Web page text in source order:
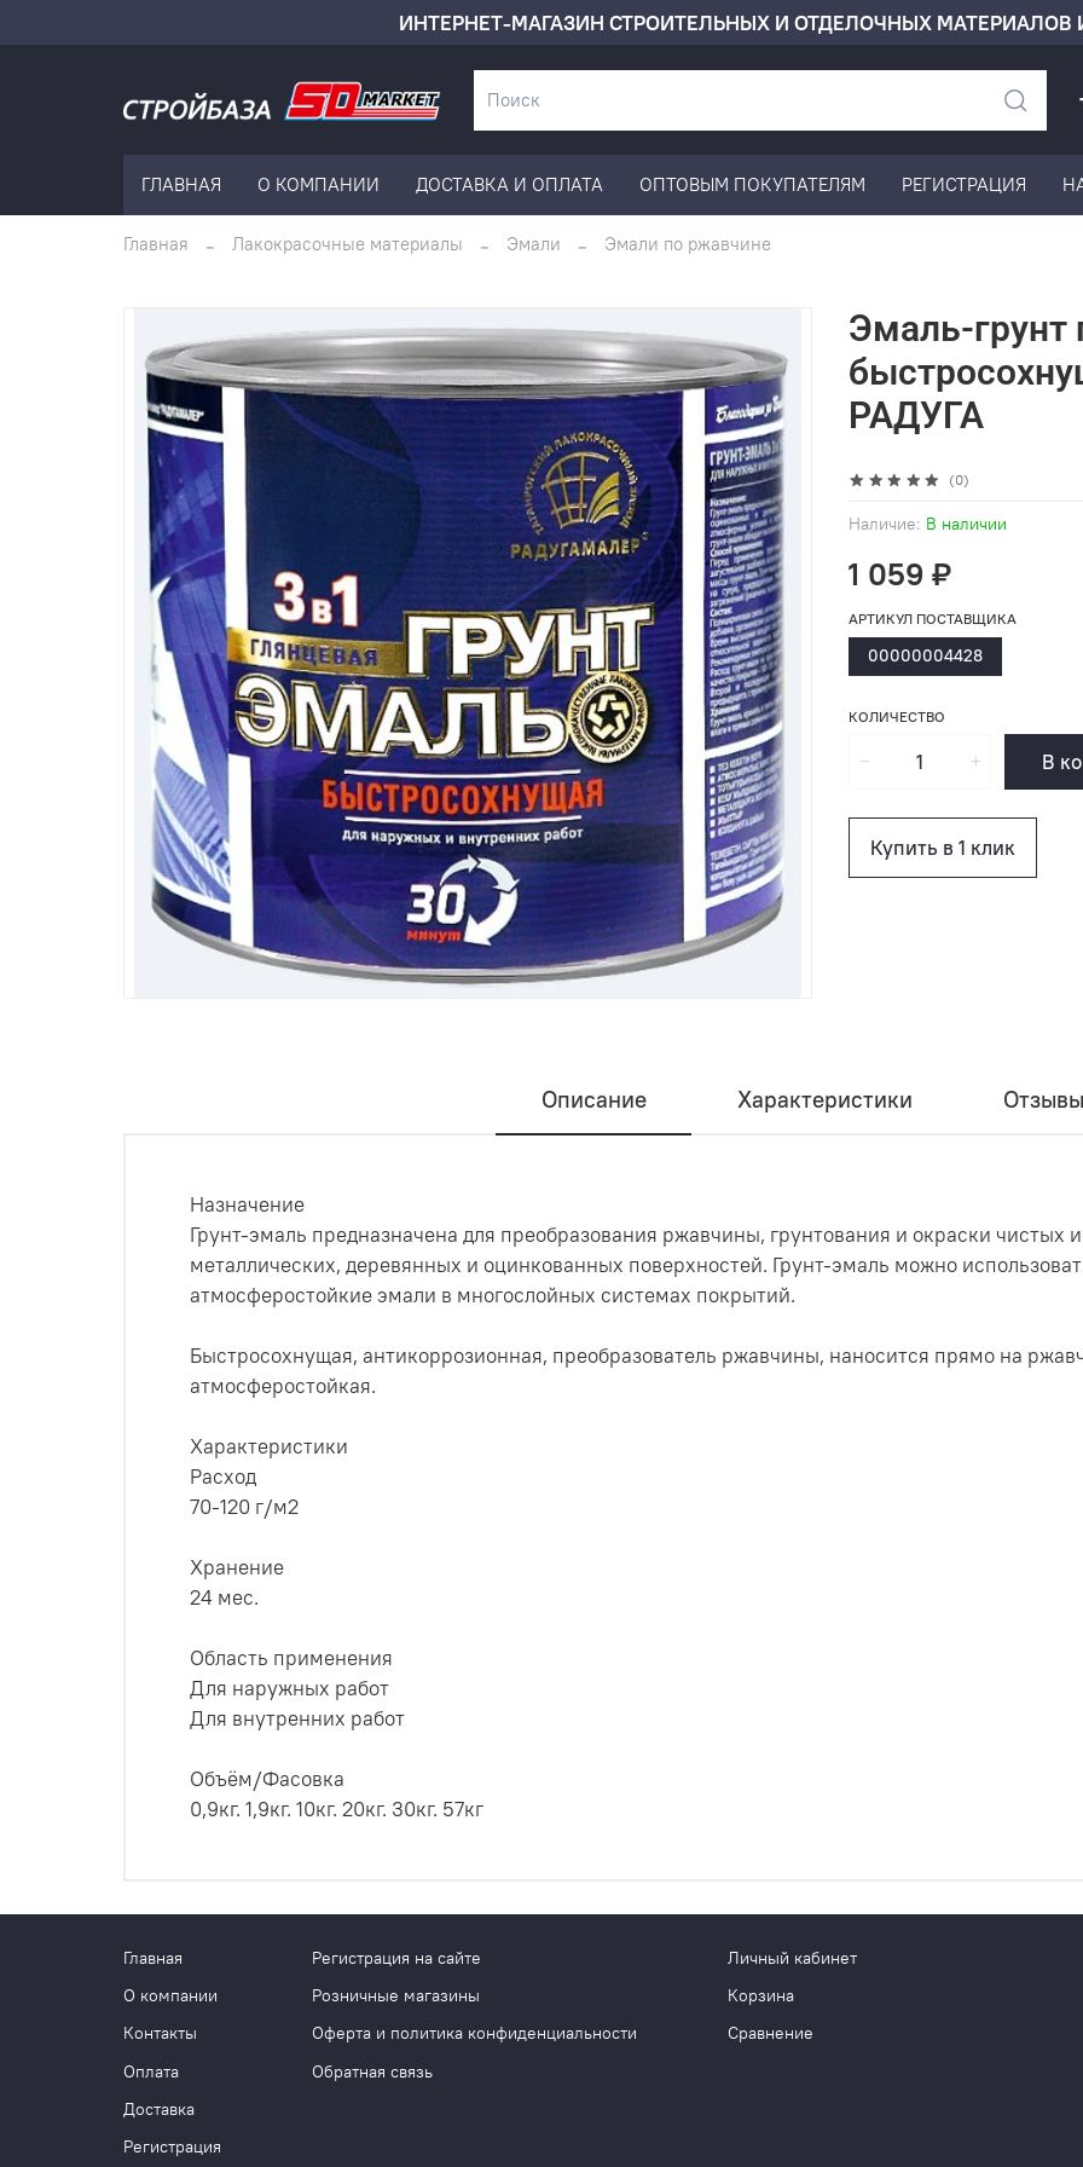
ИНТЕРНЕТ-МАГАЗИН СТРОИТЕЛЬНЫХ И ОТДЕЛОЧНЫХ МАТЕРИАЛОВ
ГЛАВНАЯ О КОМПАНИИ ДОСТАВКА И ОПЛАТА ОПТОВЫМ ПОКУПАТЕЛЯМ РЕГИСТРАЦИЯ
Главная Лакокрасочные материалы Эмали Эмали по ржавчине
(0)
Наличие: В наличии
Эмаль-грунт
РАДУГА
1 059 ₽
КОЛИЧЕСТВО
В
Купить в 1 клик
АРТИКУЛ ПОСТАВЩИКА
00000004428
Описание Характеристики Отзывы
Назначение
Грунт-эмаль предназначена для преобразования ржавчины, грунтования и окраски чистых
металлических, деревянных и оцинкованных поверхностей. Грунт-эмаль можно
атмосферостойкие эмали в многослойных системах покрытий.
Быстросохнущая, антикоррозионная, преобразователь ржавчины, наносится прямо на
атмосферостойкая.
Характеристики
Расход
70-120 г/м2
Хранение
24 мес.
Область применения
Для наружных работ
Для внутренних работ
Объём/Фасовка
0,9кг. 1,9кг. 10кг. 20кг. 30кг. 57кг
Главная
О компании
Контакты
Оплата
Доставка
Регистрация
Регистрация на сайте
Розничные магазины
Оферта и политика конфиденциальности
Обратная связь
Личный кабинет
Корзина
Сравнение